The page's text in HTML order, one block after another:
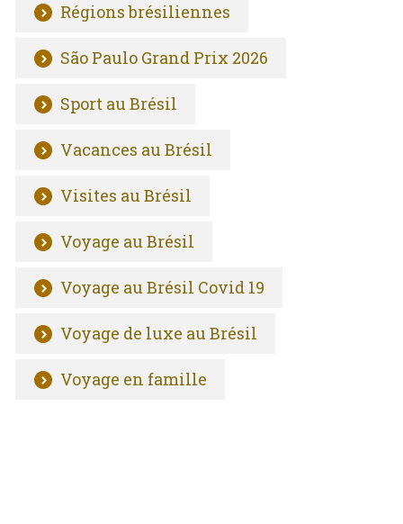
Régions brésiliennes
São Paulo Grand Prix 2026
Sport au Brésil
Vacances au Brésil
Visites au Brésil
Voyage au Brésil
Voyage au Brésil Covid 19
Voyage de luxe au Brésil
Voyage en famille